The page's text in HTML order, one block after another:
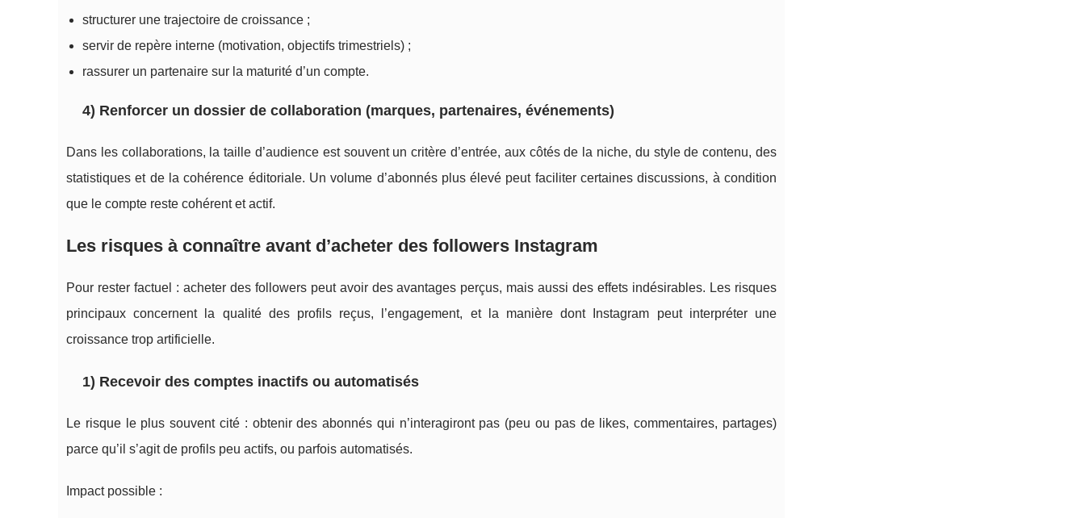
structurer une trajectoire de croissance ;
servir de repère interne (motivation, objectifs trimestriels) ;
rassurer un partenaire sur la maturité d’un compte.
4) Renforcer un dossier de collaboration (marques, partenaires, événements)
Dans les collaborations, la taille d’audience est souvent un critère d’entrée, aux côtés de la niche, du style de contenu, des
statistiques et de la cohérence éditoriale. Un volume d’abonnés plus élevé peut faciliter certaines discussions, à condition
que le compte reste cohérent et actif.
Les risques à connaître avant d’acheter des followers Instagram
Pour rester factuel : acheter des followers peut avoir des avantages perçus, mais aussi des effets indésirables. Les risques
principaux concernent la qualité des profils reçus, l’engagement, et la manière dont Instagram peut interpréter une
croissance trop artificielle.
1) Recevoir des comptes inactifs ou automatisés
Le risque le plus souvent cité : obtenir des abonnés qui n’interagiront pas (peu ou pas de likes, commentaires, partages)
parce qu’il s’agit de profils peu actifs, ou parfois automatisés.
Impact possible :